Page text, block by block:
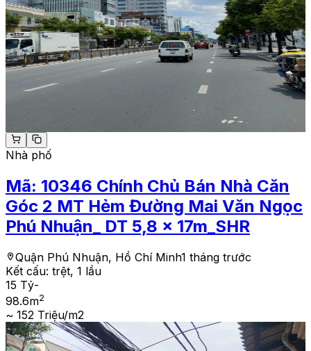
Nhà phố
Mã: 10346 Chính Chủ Bán Nhà Căn
Góc 2 MT Hẻm Đường Mai Văn Ngọc
Phú Nhuận_ DT 5,8 x 17m_SHR
Quận Phú Nhuận, Hồ Chí Minh1 tháng trước
Kết cấu: trệt, 1 lầu
15 Tỷ-
98.6m2
~ 152 Triệu/m2